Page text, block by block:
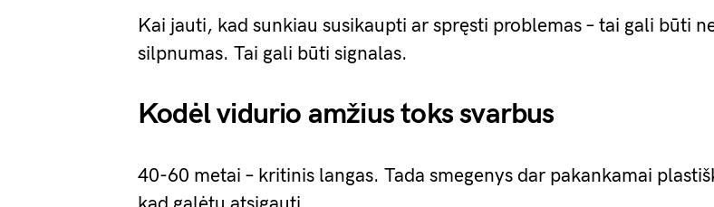
Kai jauti, kad sunkiau susikaupti ar spręsti problemas – tai gali būti
silpnumas. Tai gali būti signalas.
Kodėl vidurio amžius toks svarbus
40-60 metai – kritinis langas. Tada smegenys dar pakankamai